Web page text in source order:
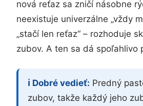
nová reťaz sa zničí násobne
neexistuje univerzálne „vždy
„stačí len reťaz“ – rozhoduje
zubov. A ten sa dá spoľahlivo
ℹ️ Dobré vedieť: Predný
zubov, takže každý jeho